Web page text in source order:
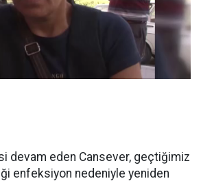
devam eden Cansever, geçtiğimiz
enfeksiyon nedeniyle yeniden